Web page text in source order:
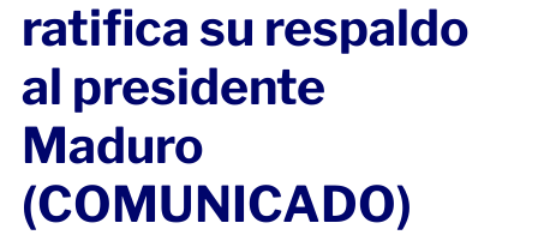
ratifica su respaldo
al presidente
Maduro
(COMUNICADO)